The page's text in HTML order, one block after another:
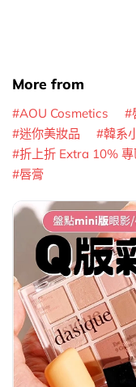
More from
AOU Cosmetics
迷你美妝品
韓系
折上折 Extra 10% 專
唇膏